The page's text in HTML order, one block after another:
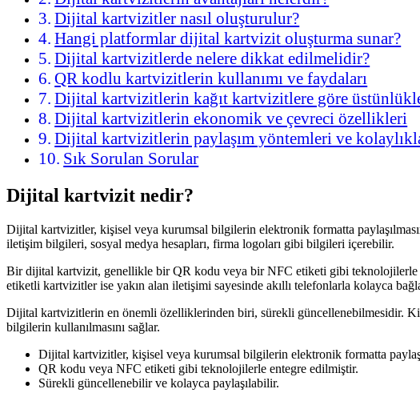
Dijital kartvizitler nasıl oluşturulur?
Hangi platformlar dijital kartvizit oluşturma sunar?
Dijital kartvizitlerde nelere dikkat edilmelidir?
QR kodlu kartvizitlerin kullanımı ve faydaları
Dijital kartvizitlerin kağıt kartvizitlere göre
Dijital kartvizitlerin ekonomik ve çevreci özellikleri
Dijital kartvizitlerin paylaşım yöntemleri ve
Sık Sorulan Sorular
Dijital kartvizit nedir?
Dijital kartvizitler, kişisel veya kurumsal bilgilerin elektronik formatta
iletişim bilgileri, sosyal medya hesapları, firma logoları gibi bilgileri içerebilir.
Bir dijital kartvizit, genellikle bir QR kodu veya bir NFC etiketi gibi teknolojilerle
etiketli kartvizitler ise yakın alan iletişimi sayesinde akıllı telefonlarla kolayca
Dijital kartvizitlerin en önemli özelliklerinden biri, sürekli güncellenebilmesidir.
bilgilerin kullanılmasını sağlar.
Dijital kartvizitler, kişisel veya kurumsal bilgilerin elektronik formatta
QR kodu veya NFC etiketi gibi teknolojilerle entegre edilmiştir.
Sürekli güncellenebilir ve kolayca paylaşılabilir.